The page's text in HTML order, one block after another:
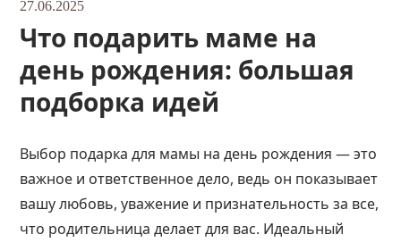
27.06.2025
Что подарить маме на
день рождения: большая
подборка идей
Выбор подарка для мамы на день рождения — это
важное и ответственное дело, ведь он показывает
вашу любовь, уважение и признательность за все,
что родительница делает для вас. Идеальный